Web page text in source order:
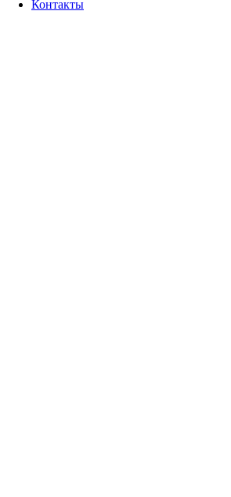
Контакты